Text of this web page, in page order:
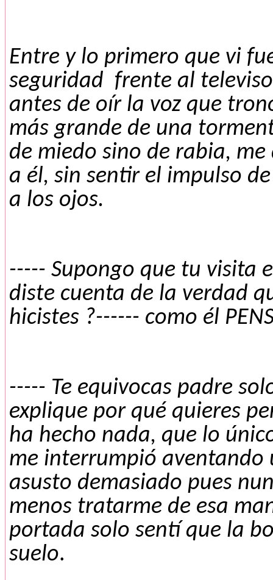
Entre y lo primero que vi
seguridad frente al
antes de oír la voz que
más grande de una
de miedo sino de rabia,
a él, sin sentir el impulso
a los ojos.
----- Supongo que tu visita
diste cuenta de la verdad
hicistes ?------ como él
----- Te equivocas padre
explique por qué quieres
ha hecho nada, que lo
me interrumpió aventando
asusto demasiado pues
menos tratarme de esa
portada solo sentí que la
suelo.